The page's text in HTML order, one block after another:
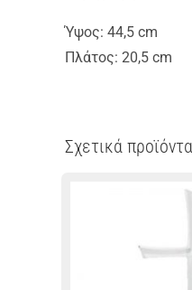
Ύψος: 44,5 cm
Πλάτος: 20,5 cm
Σχετικά προϊόντα